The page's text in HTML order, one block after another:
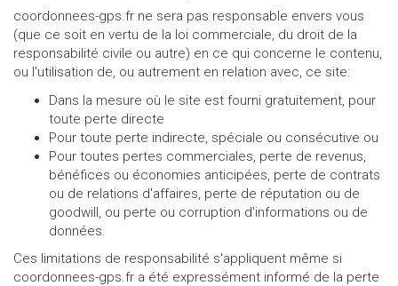
coordonnees-gps.fr ne sera pas responsable envers vous
(que ce soit en vertu de la loi commerciale, du droit de la
responsabilité civile ou autre) en ce qui concerne le contenu,
ou l'utilisation de, ou autrement en relation avec, ce site:
Dans la mesure où le site est fourni gratuitement, pour
toute perte directe
Pour toute perte indirecte, spéciale ou consécutive ou
Pour toutes pertes commerciales, perte de revenus,
bénéfices ou économies anticipées, perte de contrats
ou de relations d'affaires, perte de réputation ou de
goodwill, ou perte ou corruption d'informations ou de
données.
Ces limitations de responsabilité s'appliquent même si
coordonnees-gps.fr a été expressément informé de la perte